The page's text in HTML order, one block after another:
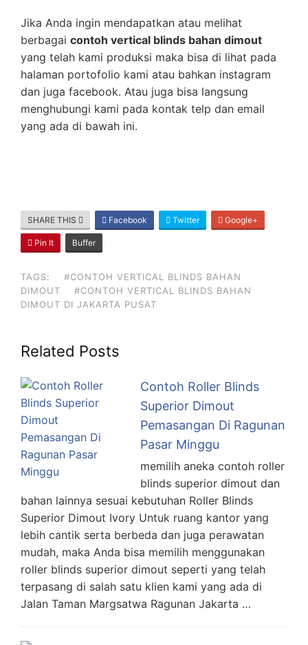
Jika Anda ingin mendapatkan atau melihat
berbagai contoh vertical blinds bahan dimout
yang telah kami produksi maka bisa di lihat pada
halaman portofolio kami atau bahkan instagram
dan juga facebook. Atau juga bisa langsung
menghubungi kami pada kontak telp dan email
yang ada di bawah ini.
SHARE THIS Facebook Twitter Google+
Pin It Buffer
TAGS:
#CONTOH VERTICAL BLINDS BAHAN
DIMOUT
#CONTOH VERTICAL BLINDS BAHAN
DIMOUT DI JAKARTA PUSAT
Related Posts
Contoh Roller Blinds
Superior Dimout
Pemasangan Di Ragunan
Pasar Minggu
memilih aneka contoh roller
blinds superior dimout dan
bahan lainnya sesuai kebutuhan Roller Blinds
Superior Dimout Ivory Untuk ruang kantor yang
lebih cantik serta berbeda dan juga perawatan
mudah, maka Anda bisa memilih menggunakan
roller blinds superior dimout seperti yang telah
terpasang di salah satu klien kami yang ada di
Jalan Taman Margsatwa Ragunan Jakarta …